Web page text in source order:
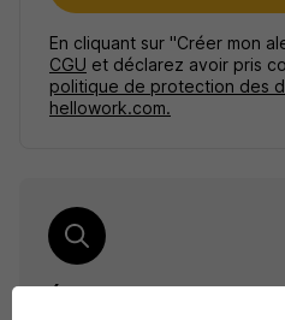
En cliquant sur "Créer mon
CGU et déclarez avoir pris
politique de protection des
hellowork.com.